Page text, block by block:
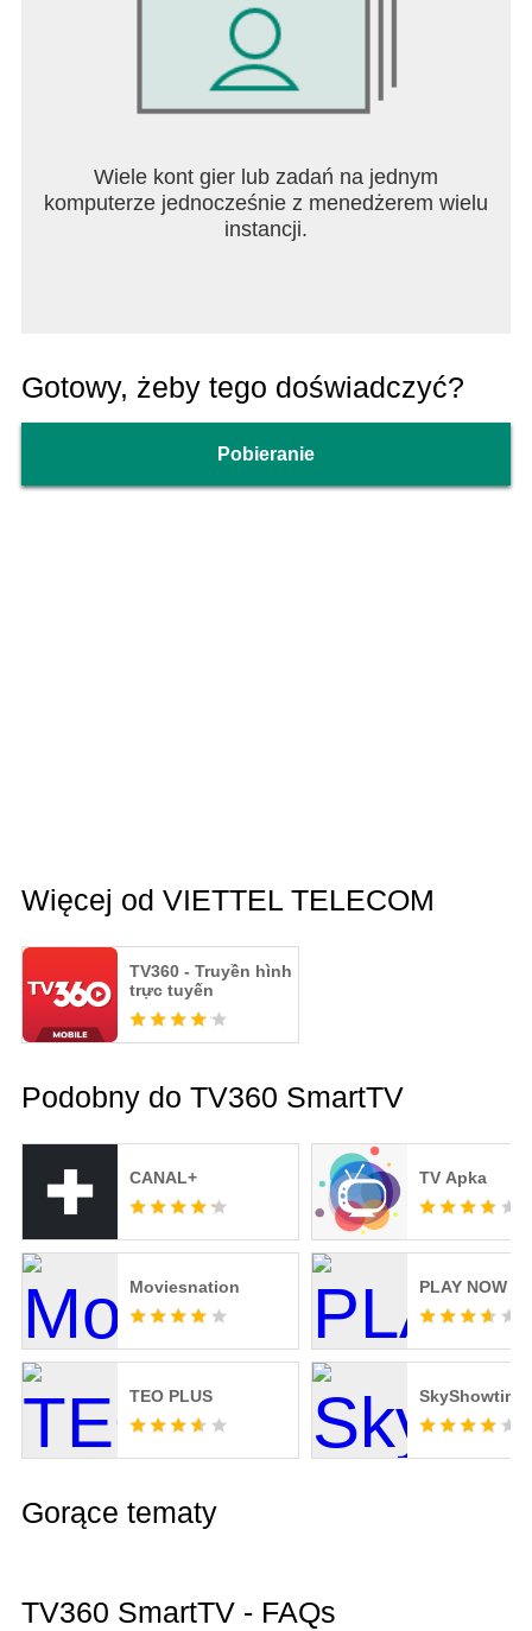
Wiele kont gier lub zadań na jednym
komputerze jednocześnie z menedżerem wielu
instancji.
Gotowy, żeby tego doświadczyć?
Pobieranie
Więcej od VIETTEL TELECOM
TV360 - Truyền hình
trực tuyến
Podobny do TV360 SmartTV
CANAL+ TV Apka
Moviesnation PLAY NOW
TEO PLUS SkyShowtime
Gorące tematy
TV360 SmartTV - FAQs